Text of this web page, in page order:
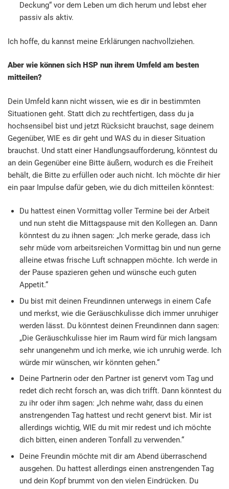
Deckung“ vor dem Leben um dich herum und lebst eher
passiv als aktiv.
Ich hoffe, du kannst meine Erklärungen nachvollziehen.
Aber wie können sich HSP nun ihrem Umfeld am besten
mitteilen?
Dein Umfeld kann nicht wissen, wie es dir in bestimmten
Situationen geht. Statt dich zu rechtfertigen, dass du ja
hochsensibel bist und jetzt Rücksicht brauchst, sage deinem
Gegenüber, WIE es dir geht und WAS du in dieser Situation
brauchst. Und statt einer Handlungsaufforderung, könntest du
an dein Gegenüber eine Bitte äußern, wodurch es die Freiheit
behält, die Bitte zu erfüllen oder auch nicht. Ich möchte dir hier
ein paar Impulse dafür geben, wie du dich mitteilen könntest:
Du hattest einen Vormittag voller Termine bei der Arbeit
und nun steht die Mittagspause mit den Kollegen an. Dann
könntest du zu ihnen sagen: „Ich merke gerade, dass ich
sehr müde vom arbeitsreichen Vormittag bin und nun gerne
alleine etwas frische Luft schnappen möchte. Ich werde in
der Pause spazieren gehen und wünsche euch guten
Appetit.“
Du bist mit deinen Freundinnen unterwegs in einem Cafe
und merkst, wie die Geräuschkulisse dich immer unruhiger
werden lässt. Du könntest deinen Freundinnen dann sagen:
„Die Geräuschkulisse hier im Raum wird für mich langsam
sehr unangenehm und ich merke, wie ich unruhig werde. Ich
würde mir wünschen, wir könnten gehen.“
Deine Partnerin oder den Partner ist genervt vom Tag und
redet dich recht forsch an, was dich trifft. Dann könntest du
zu ihr oder ihm sagen: „Ich nehme wahr, dass du einen
anstrengenden Tag hattest und recht genervt bist. Mir ist
allerdings wichtig, WIE du mit mir redest und ich möchte
dich bitten, einen anderen Tonfall zu verwenden.“
Deine Freundin möchte mit dir am Abend überraschend
ausgehen. Du hattest allerdings einen anstrengenden Tag
und dein Kopf brummt von den vielen Eindrücken. Du